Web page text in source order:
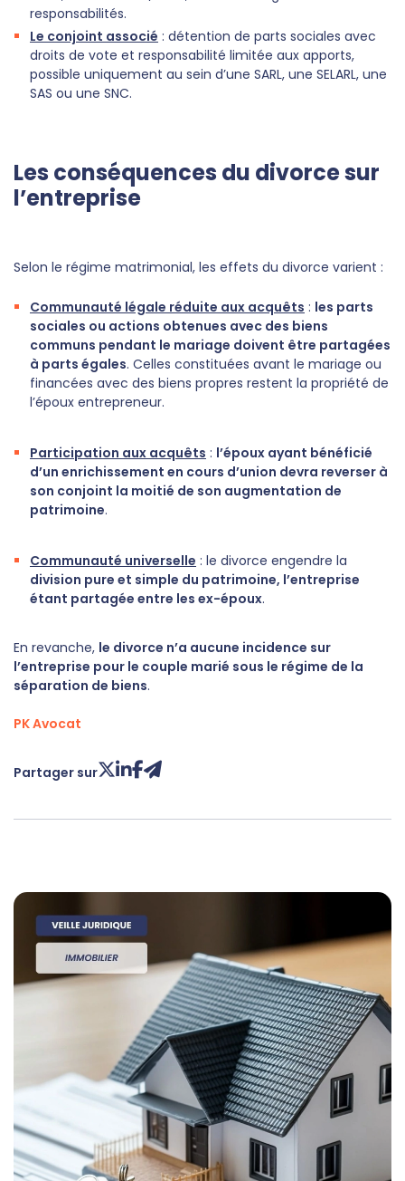
responsabilités.
Le conjoint associé : détention de parts sociales avec
droits de vote et responsabilité limitée aux apports,
possible uniquement au sein d’une SARL, une SELARL, une
SAS ou une SNC.
Les conséquences du divorce sur
l’entreprise
Selon le régime matrimonial, les effets du divorce varient :
Communauté légale réduite aux acquêts : les parts
sociales ou actions obtenues avec des biens
communs pendant le mariage doivent être partagées
à parts égales. Celles constituées avant le mariage ou
financées avec des biens propres restent la propriété de
l’époux entrepreneur.
Participation aux acquêts : l’époux ayant bénéficié
d’un enrichissement en cours d’union devra reverser à
son conjoint la moitié de son augmentation de
patrimoine.
Communauté universelle : le divorce engendre la
division pure et simple du patrimoine, l’entreprise
étant partagée entre les ex-époux.
En revanche, le divorce n’a aucune incidence sur
l’entreprise pour le couple marié sous le régime de la
séparation de biens.
PK Avocat
Partager sur